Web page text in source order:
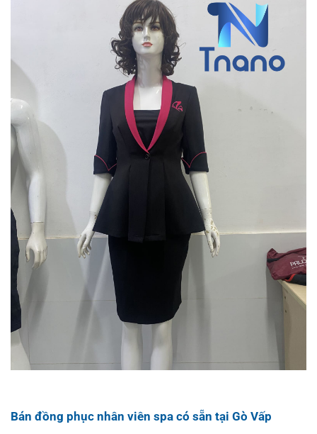
Bán đồng phục nhân viên spa có sẵn tại Gò Vấp